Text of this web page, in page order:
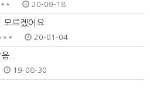
20-09-18
모르겠어요
20-01-04
..
19-08-30